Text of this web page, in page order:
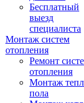
Бесплатный
выезд
специалиста
Монтаж систем
отопления
Ремонт
отопления
Монтаж
пола